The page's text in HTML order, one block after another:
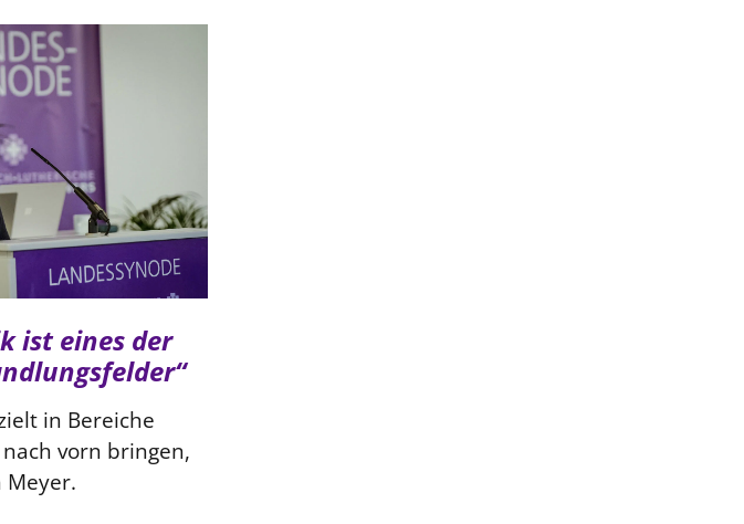
ist eines der
in Bereiche
vorn bringen,
Meyer.